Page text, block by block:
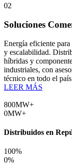
02
Soluciones
Energía eficiente
y escalabilidad.
híbridas y
industriales, con
técnico en todo el
LEER MÁS
800MW+
0MW+
Distribuidos en
100%
0%